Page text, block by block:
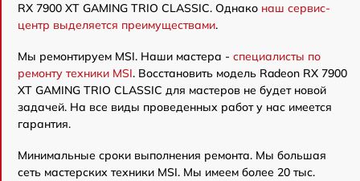
RX 7900 XT GAMING TRIO CLASSIC. Однако наш сервис-
центр выделяется преимуществами.
Мы ремонтируем MSI. Наши мастера - специалисты по
ремонту техники MSI. Восстановить модель Radeon RX 7900
XT GAMING TRIO CLASSIC для мастеров не будет новой
задачей. На все виды проведенных работ у нас имеется
гарантия.
Минимальные сроки выполнения ремонта. Мы большая
сеть мастерских техники MSI. Мы имеем более 20 тыс.